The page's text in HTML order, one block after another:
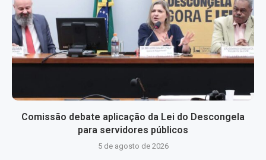
Comissão debate aplicação da Lei do Descongela
para servidores públicos
5 de agosto de 2026